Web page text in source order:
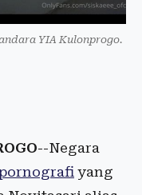
YIA Kulonprogo.
--Negara
yang